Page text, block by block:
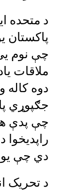
د متحده
پاکستان
چې نوم
ملاقات
دوه
جګپوړي
چې پدې
دي چې
د تحریک